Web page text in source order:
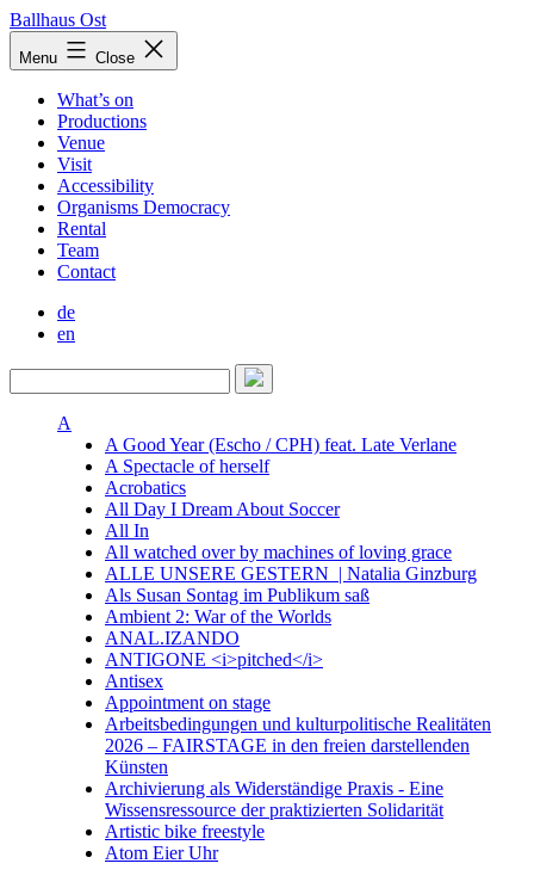
Skip
to
content
Ballhaus Ost
Ballhaus
Ost
Menu Close
What’s on
Productions
Venue
Visit
Accessibility
Organisms Democracy
Rental
Team
Contact
de
en
A
A Good Year (Escho / CPH) feat. Late Verlane
A Spectacle of herself
Acrobatics
All Day I Dream About Soccer
All In
All watched over by machines of loving grace
ALLE UNSERE GESTERN | Natalia Ginzburg
Als Susan Sontag im Publikum saß
Ambient 2: War of the Worlds
ANAL.IZANDO
ANTIGONE <i>pitched</i>
Antisex
Appointment on stage
Arbeitsbedingungen und kulturpolitische Realitäten
2026 – FAIRSTAGE in den freien darstellenden
Künsten
Archivierung als Widerständige Praxis - Eine
Wissensressource der praktizierten Solidarität
Artistic bike freestyle
Atom Eier Uhr